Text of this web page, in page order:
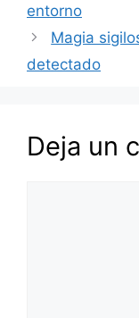
entorno
Magia
detectado
Deja un